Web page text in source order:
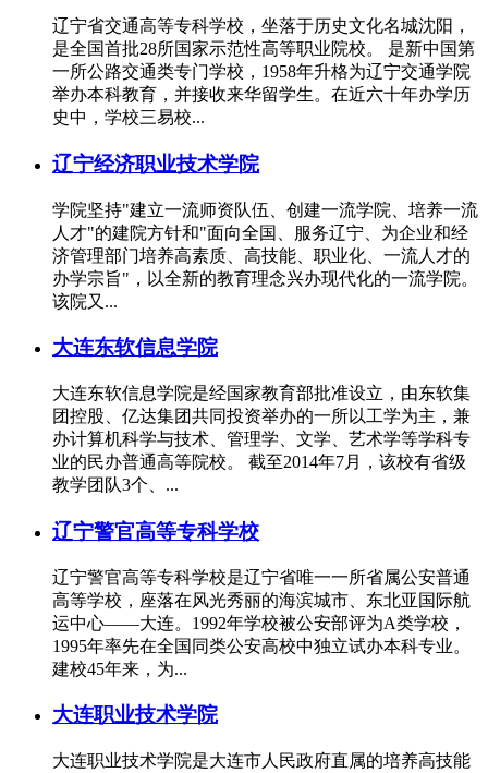
辽宁省交通高等专科学校，坐落于历史文化名城沈阳，
是全国首批28所国家示范性高等职业院校。 是新中国第
一所公路交通类专门学校，1958年升格为辽宁交通学院
举办本科教育，并接收来华留学生。在近六十年办学历
史中，学校三易校...
辽宁经济职业技术学院
学院坚持"建立一流师资队伍、创建一流学院、培养一流
人才"的建院方针和"面向全国、服务辽宁、为企业和经
济管理部门培养高素质、高技能、职业化、一流人才的
办学宗旨"，以全新的教育理念兴办现代化的一流学院。
该院又...
大连东软信息学院
大连东软信息学院是经国家教育部批准设立，由东软集
团控股、亿达集团共同投资举办的一所以工学为主，兼
办计算机科学与技术、管理学、文学、艺术学等学科专
业的民办普通高等院校。 截至2014年7月，该校有省级
教学团队3个、...
辽宁警官高等专科学校
辽宁警官高等专科学校是辽宁省唯一一所省属公安普通
高等学校，座落在风光秀丽的海滨城市、东北亚国际航
运中心——大连。1992年学校被公安部评为A类学校，
1995年率先在全国同类公安高校中独立试办本科专业。
建校45年来，为...
大连职业技术学院
大连职业技术学院是大连市人民政府直属的培养高技能